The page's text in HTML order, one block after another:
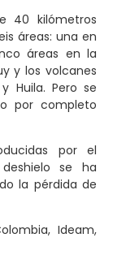
40 kilómetros
áreas: una en
áreas en la
y los volcanes
Huila. Pero se
por completo
por el
se ha
la pérdida de
Ideam,